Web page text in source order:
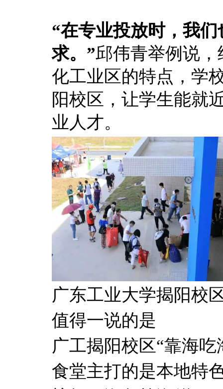
“在专业投放时，我
求。”邱伟青举例说
化工业区的特点，学
阳校区，让学生能就
业人才。
广东工业大学揭阳校
值得一说的是
广工揭阳校区“靠海吃
食堂主打的是本地特